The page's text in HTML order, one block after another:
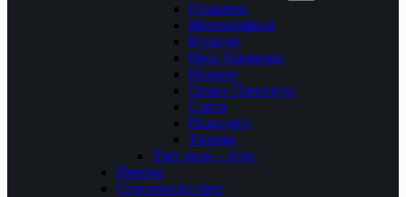
Геракини
Метаморфоси
Вурвуру
Неос Мармарас
Никити
Ормос Панагијас
Сарти
Псакудија
Торони
Трет крак – Атос
Пиериа
Стримонски брег